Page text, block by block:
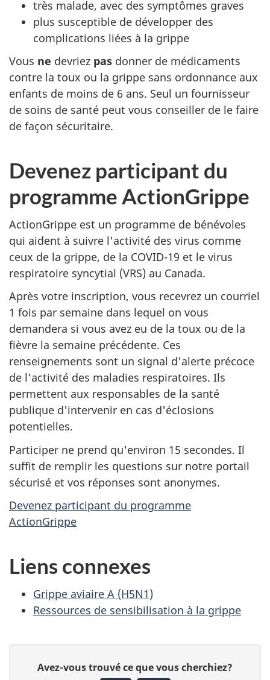
très malade, avec des symptômes graves
plus susceptible de développer des
complications liées à la grippe
Vous ne devriez pas donner de médicaments
contre la toux ou la grippe sans ordonnance aux
enfants de moins de 6 ans. Seul un fournisseur
de soins de santé peut vous conseiller de le faire
de façon sécuritaire.
Devenez participant du
programme ActionGrippe
ActionGrippe est un programme de bénévoles
qui aident à suivre l'activité des virus comme
ceux de la grippe, de la COVID-19 et le virus
respiratoire syncytial (VRS) au Canada.
Après votre inscription, vous recevrez un courriel
1 fois par semaine dans lequel on vous
demandera si vous avez eu de la toux ou de la
fièvre la semaine précédente. Ces
renseignements sont un signal d'alerte précoce
de l'activité des maladies respiratoires. Ils
permettent aux responsables de la santé
publique d'intervenir en cas d'éclosions
potentielles.
Participer ne prend qu'environ 15 secondes. Il
suffit de remplir les questions sur notre portail
sécurisé et vos réponses sont anonymes.
Devenez participant du programme
ActionGrippe
Liens connexes
Grippe aviaire A (H5N1)
Ressources de sensibilisation à la grippe
Avez-vous trouvé ce que vous cherchiez?